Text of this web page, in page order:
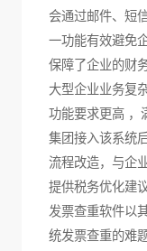
会通过邮件、短
一功能有效避免
保障了企业的财
大型企业业务复
功能要求更高 ，
集团接入该系统
流程改造，与企
提供税务优化建
发票查重软件以
统发票查重的难